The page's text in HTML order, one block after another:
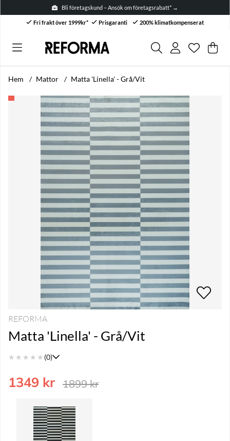
Bli företagskund – Ansök om företagsrabatt* →
Fri frakt över 1999kr* Prisgaranti 200% klimatkompenserat
Antal i
. .
Hem Mattor Matta 'Linella' - Grå/Vit
Produktbilder Matta 'Linella' - Grå/Vit
REFORMA
Matta 'Linella' - Grå/Vit
★ ★ ★ ★ ★ (0)
1899kr
1349 kr